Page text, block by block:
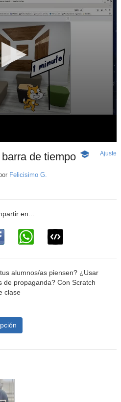
de tiempo -
Ajuste
Felicisimo G.
alumnos/as piensen? ¿Usar
de propaganda? Con Scratch
clase